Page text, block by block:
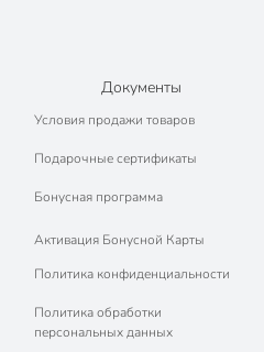
Документы
Условия продажи товаров
Подарочные сертификаты
Бонусная программа
Активация Бонусной Карты
Политика конфиденциальности
Политика обработки
персональных данных